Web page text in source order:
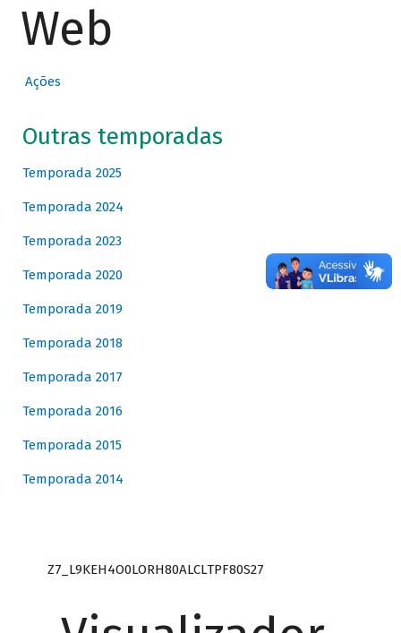
Web
Ações
Outras temporadas
Temporada 2025
Temporada 2024
Temporada 2023
Temporada 2020
Temporada 2019
Temporada 2018
Temporada 2017
Temporada 2016
Temporada 2015
Temporada 2014
Z7_L9KEH4O0LORH80ALCLTPF80S27